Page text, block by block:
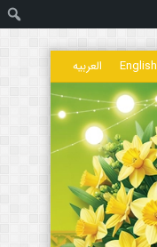
English العربیه